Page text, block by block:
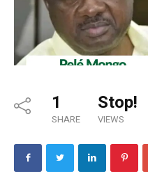
1
SHARE
Stop!
VIEWS